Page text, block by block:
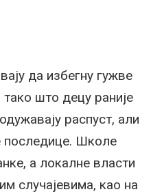
да избегну гужве
што децу раније
распуст, али
Школе
а локалне власти
случајевима, као на